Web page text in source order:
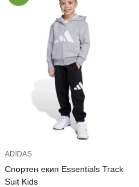
ADIDAS
Спортен екип Essentials Track
Suit Kids